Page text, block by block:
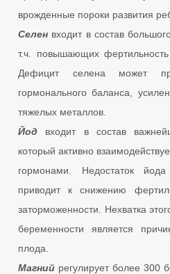
врожденные пороки развития
Селен входит в состав
т.ч. повышающих фертильность
Дефицит селена может
гормонального баланса,
тяжелых металлов.
Йод входит в состав
который активно
гормонами. Недостаток
приводит к снижению
заторможенности. Нехватка
беременности является
плода.
Магний регулирует более 300